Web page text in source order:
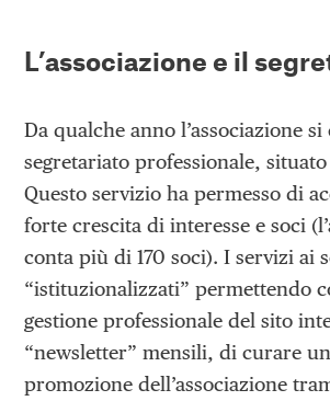
L’associazione e il
Da qualche anno l’associazione
segretariato professionale, situato
Questo servizio ha permesso di
forte crescita di interesse e soci
conta più di 170 soci). I servizi ai
“istituzionalizzati” permettendo
gestione professionale del sito
“newsletter” mensili, di curare
promozione dell’associazione